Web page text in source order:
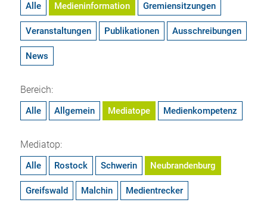
Alle Medieninformation Gremiensitzungen
Veranstaltungen Publikationen Ausschreibungen
News
Bereich:
Alle Allgemein Mediatope Medienkompetenz
Mediatop:
Alle Rostock Schwerin Neubrandenburg
Greifswald Malchin Medientrecker